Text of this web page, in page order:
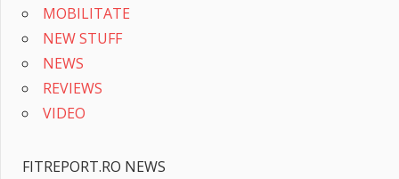
MOBILITATE
NEW STUFF
NEWS
REVIEWS
VIDEO
FITREPORT.RO NEWS